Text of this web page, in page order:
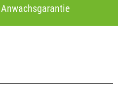
Anwachsgarantie